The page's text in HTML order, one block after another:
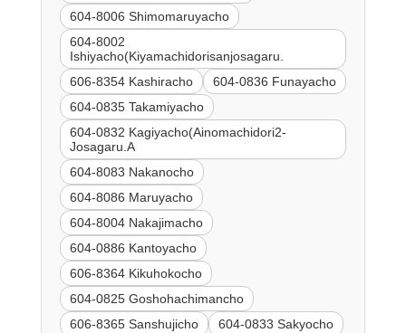
604-8006 Shimomaruyacho
604-8002
Ishiyacho(Kiyamachidorisanjosagaru.
606-8354 Kashiracho
604-0836 Funayacho
604-0835 Takamiyacho
604-0832 Kagiyacho(Ainomachidori2-
Josagaru.A
604-8083 Nakanocho
604-8086 Maruyacho
604-8004 Nakajimacho
604-0886 Kantoyacho
606-8364 Kikuhokocho
604-0825 Goshohachimancho
606-8365 Sanshujicho
604-0833 Sakyocho